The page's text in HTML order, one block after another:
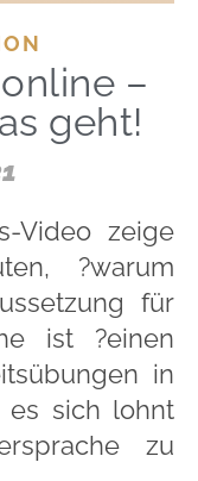
–
geht!
?warum
für
ist ?einen
in
es sich lohnt
zu